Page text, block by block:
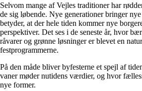
Selvom mange af Vejles traditioner har
de sig løbende. Nye generationer bringer
betyder, at der hele tiden kommer nye
perspektiver. Det ses i de seneste år, hvor
råvarer og grønne løsninger er blevet en
festprogrammerne.
På den måde bliver byfesterne et spejl af
vaner møder nutidens værdier, og hvor
nye former.